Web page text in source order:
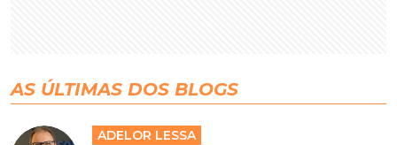
AS ÚLTIMAS DOS BLOGS
ADELOR LESSA